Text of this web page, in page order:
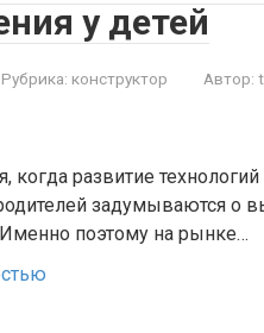
у детей
Рубрика: конструктор Автор:
когда развитие
задумываются о
поэтому на рынке…